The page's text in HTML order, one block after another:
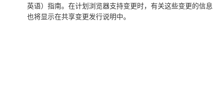
英语）指南。在计划浏览器支持变更时，有关这些变更的信息
也将显示在共享变更发行说明中。